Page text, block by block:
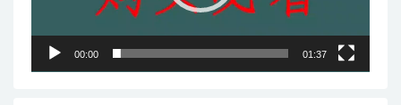
00:00 01:37